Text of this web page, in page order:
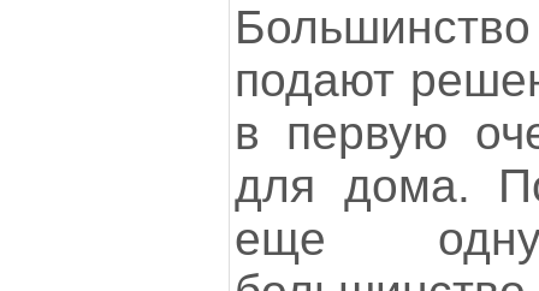
подают
в первую
для дома.
еще одну